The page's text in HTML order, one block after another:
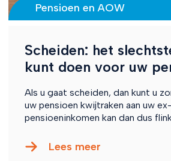
Pensioen en AOW
Scheiden: het
kunt doen voor uw
Als u gaat scheiden, dan kunt u
uw pensioen kwijtraken aan uw
pensioeninkomen kan dan dus
Lees meer